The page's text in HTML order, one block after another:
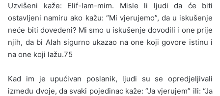
Uzvišeni kaže: Elif-lam-mim. Misle li ljudi da će biti
ostavljeni namiru ako kažu: “Mi vjerujemo”, da u iskušenje
neće biti dovedeni? Mi smo u iskušenje dovodili i one prije
njih, da bi Alah sigurno ukazao na one koji govore istinu i
na one koji lažu.75
Kad im je upućivan poslanik, ljudi su se opredjeljivali
između dvoje, da svaki pojedinac kaže: “Ja vjerujem” ili: “Ja